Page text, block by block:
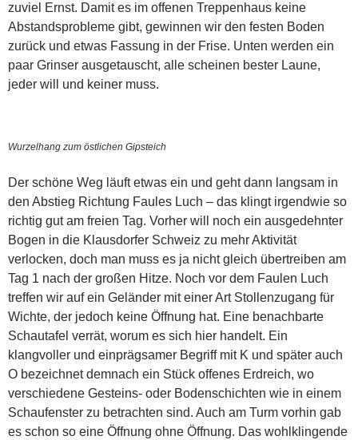
zuviel Ernst. Damit es im offenen Treppenhaus keine
Abstandsprobleme gibt, gewinnen wir den festen Boden
zurück und etwas Fassung in der Frise. Unten werden ein
paar Grinser ausgetauscht, alle scheinen bester Laune,
jeder will und keiner muss.
Wurzelhang zum östlichen Gipsteich
Der schöne Weg läuft etwas ein und geht dann langsam in
den Abstieg Richtung Faules Luch – das klingt irgendwie so
richtig gut am freien Tag. Vorher will noch ein ausgedehnter
Bogen in die Klausdorfer Schweiz zu mehr Aktivität
verlocken, doch man muss es ja nicht gleich übertreiben am
Tag 1 nach der großen Hitze. Noch vor dem Faulen Luch
treffen wir auf ein Geländer mit einer Art Stollenzugang für
Wichte, der jedoch keine Öffnung hat. Eine benachbarte
Schautafel verrät, worum es sich hier handelt. Ein
klangvoller und einprägsamer Begriff mit K und später auch
O bezeichnet demnach ein Stück offenes Erdreich, wo
verschiedene Gesteins- oder Bodenschichten wie in einem
Schaufenster zu betrachten sind. Auch am Turm vorhin gab
es schon so eine Öffnung ohne Öffnung. Das wohlklingende